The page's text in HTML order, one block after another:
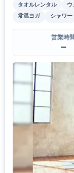
タオルレンタル ウ
常温ヨガ
シャワー
営業時
ー